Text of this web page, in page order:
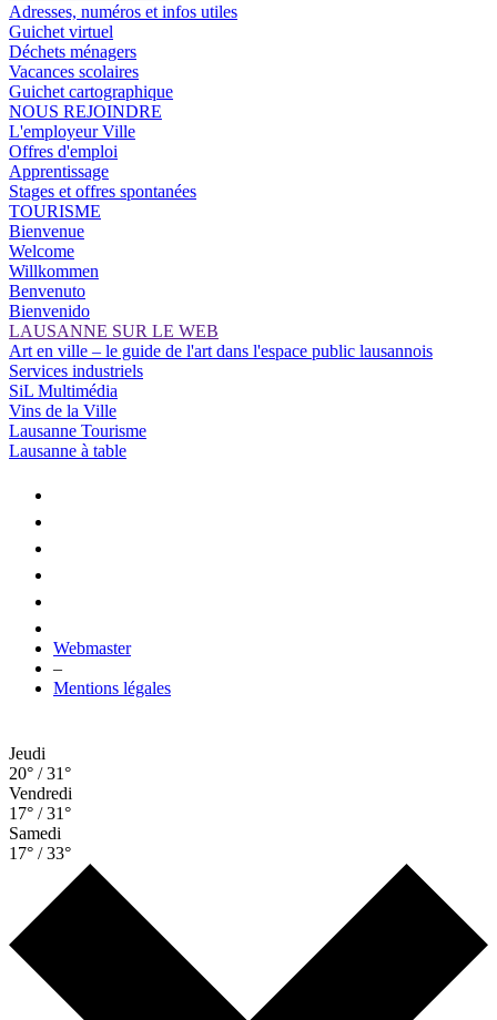
Adresses, numéros et infos utiles
Guichet virtuel
Déchets ménagers
Vacances scolaires
Guichet cartographique
NOUS REJOINDRE
L'employeur Ville
Offres d'emploi
Apprentissage
Stages et offres spontanées
TOURISME
Bienvenue
Welcome
Willkommen
Benvenuto
Bienvenido
LAUSANNE SUR LE WEB
Art en ville – le guide de l'art dans l'espace public lausannois
Services industriels
SiL Multimédia
Vins de la Ville
Lausanne Tourisme
Lausanne à table
Webmaster
–
Mentions légales
Jeudi
20° / 31°
Vendredi
17° / 31°
Samedi
17° / 33°